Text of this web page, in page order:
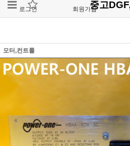
로그인 회원가입중고
모터,컨트롤